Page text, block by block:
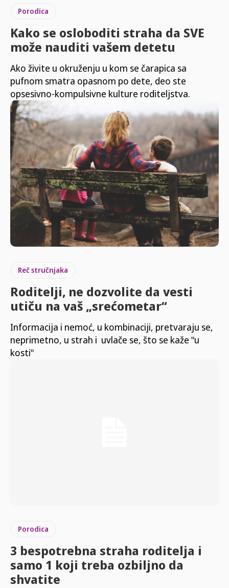
Porodica
Kako se osloboditi straha da SVE
može nauditi vašem detetu
Ako živite u okruženju u kom se čarapica sa
pufnom smatra opasnom po dete, deo ste
opsesivno-kompulsivne kulture roditeljstva.
Reč stručnjaka
Roditelji, ne dozvolite da vesti
utiču na vaš „srećometar“
Informacija i nemoć, u kombinaciji, pretvaraju se,
neprimetno, u strah i uvlače se, što se kaže "u
kosti"
Porodica
3 bespotrebna straha roditelja i
samo 1 koji treba ozbiljno da
shvatite